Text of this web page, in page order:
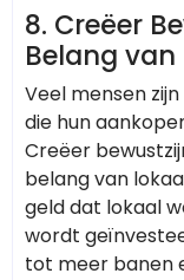
8. Creëer
Belang van
Veel mensen
die hun
Creëer
belang van
geld dat lokaal
wordt
tot meer banen